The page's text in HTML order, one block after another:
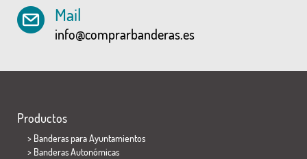
Mail
info@comprarbanderas.es
Productos
> Banderas para Ayuntamientos
> Banderas Autonómicas